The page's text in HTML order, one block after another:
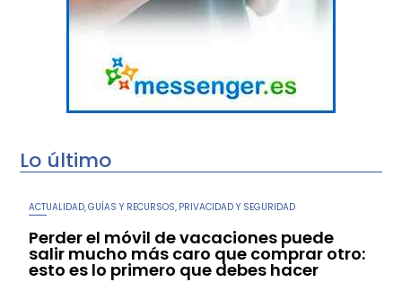
Lo último
ACTUALIDAD ,GUÍAS Y RECURSOS PRIVACIDAD Y SEGURIDAD
Perder el móvil de vacaciones puede
salir mucho más caro que comprar otro:
esto es lo primero que debes hacer